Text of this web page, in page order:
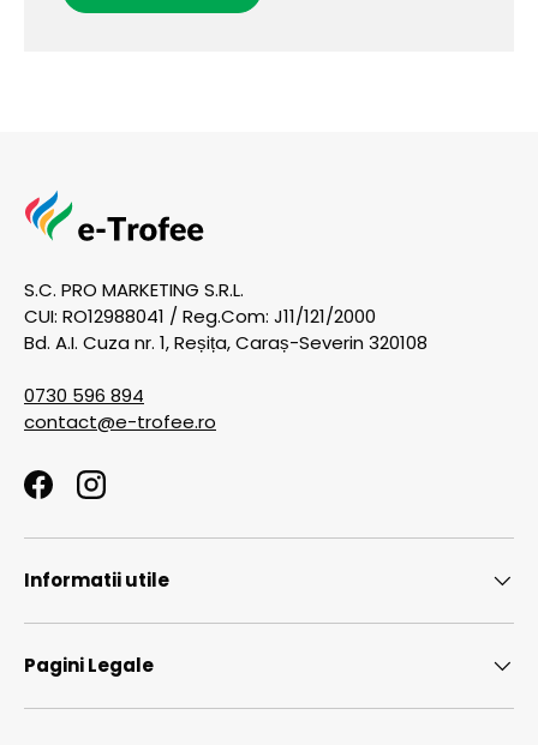
S.C. PRO MARKETING S.R.L.
CUI: RO12988041 / Reg.Com: J11/121/2000
Bd. A.I. Cuza nr. 1, Reșița, Caraș-Severin 320108
0730 596 894
contact@e-trofee.ro
FacebookInstagram
Informatii utile
Pagini Legale